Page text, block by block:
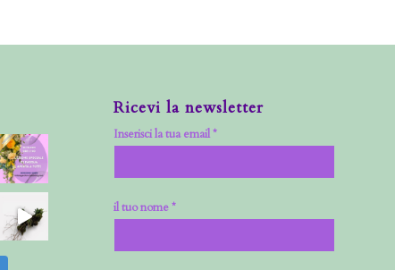
Ricevi la newsletter
Inserisci la tua email *
il tuo nome *